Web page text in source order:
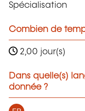
Spécialisation
Combien de
2,00 jour(s)
Dans quelle(s)
donnée ?